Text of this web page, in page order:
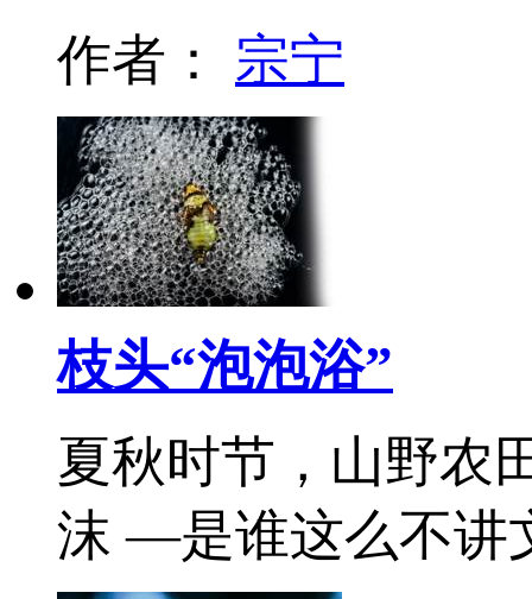
作者： 宗宁
枝头“泡泡浴”
夏秋时节，山野农
沫 —是谁这么不讲